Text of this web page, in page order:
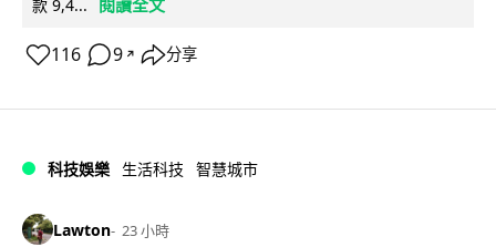
款 9,4...
閱讀全文
116 9 ↗ 分享
科技娛樂 生活科技 智慧城市
Lawton 23 小時